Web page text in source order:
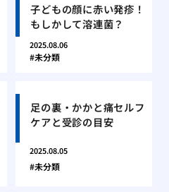
子どもの顔に赤い発疹！
もしかして溶連菌？
2025.08.06
未分類
足の裏・かかと痛セルフ
ケアと受診の目安
2025.08.05
未分類